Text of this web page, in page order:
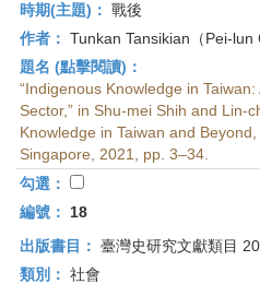
時期(主題)： 戰後
作者： Tunkan Tansikian（Pei-lun
題名 (點擊閱讀)：
“Indigenous Knowledge in
Sector,” in Shu-mei Shih and Lin-
Knowledge in Taiwan and
Singapore, 2021, pp. 3–34.
勾選：
編號：
18
出版書目： 臺灣史研究文獻類目
類別： 社會